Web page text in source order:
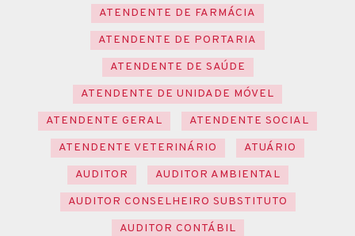
ATENDENTE DE FARMÁCIA
ATENDENTE DE PORTARIA
ATENDENTE DE SAÚDE
ATENDENTE DE UNIDADE MÓVEL
ATENDENTE GERAL
ATENDENTE SOCIAL
ATENDENTE VETERINÁRIO
ATUÁRIO
AUDITOR
AUDITOR AMBIENTAL
AUDITOR CONSELHEIRO SUBSTITUTO
AUDITOR CONTÁBIL